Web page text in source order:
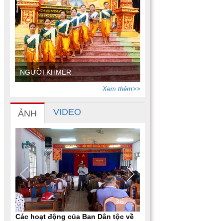
NGƯỜI KHMER
Xem thêm>>
ẢNH VIDEO
Các hoạt động của Ban Dân tộc về